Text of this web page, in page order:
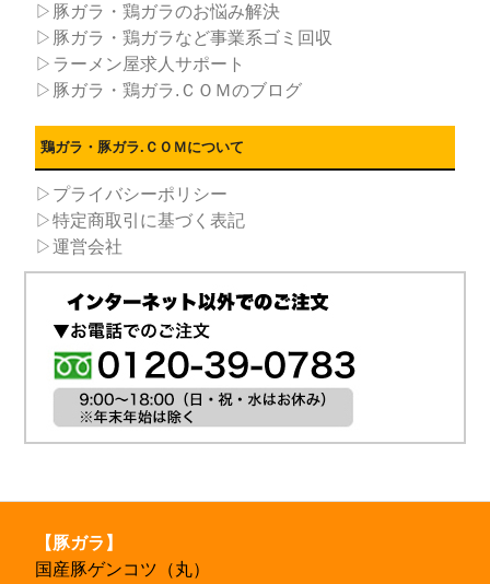
▷豚ガラ・鶏ガラのお悩み解決
▷豚ガラ・鶏ガラなど事業系ゴミ回収
▷ラーメン屋求人サポート
▷豚ガラ・鶏ガラ.ＣＯＭのブログ
鶏ガラ・豚ガラ.ＣＯＭについて
▷プライバシーポリシー
▷特定商取引に基づく表記
▷運営会社
【豚ガラ】
国産豚ゲンコツ（丸）